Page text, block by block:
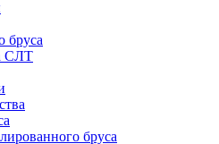
бруса
СЛТ
бруса